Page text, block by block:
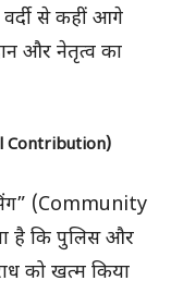
वर्दी से कहीं आगे
और नेतृत्व का
Contribution)
(Community
है कि पुलिस और
को खत्म किया